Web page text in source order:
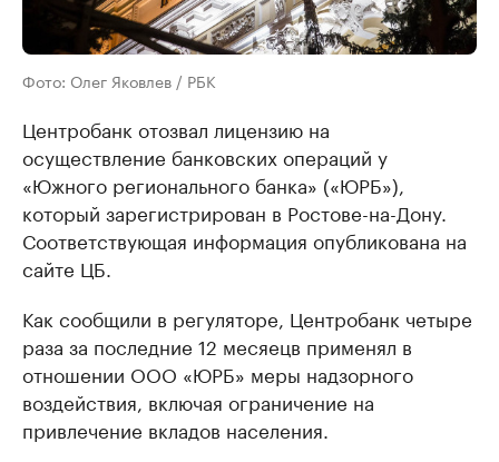
Фото: Олег Яковлев / РБК
Центробанк отозвал лицензию на
осуществление банковских операций у
«Южного регионального банка» («ЮРБ»),
который зарегистрирован в Ростове-на-Дону.
Соответствующая информация опубликована на
сайте ЦБ.
Как сообщили в регуляторе, Центробанк четыре
раза за последние 12 месяецв применял в
отношении ООО «ЮРБ» меры надзорного
воздействия, включая ограничение на
привлечение вкладов населения.